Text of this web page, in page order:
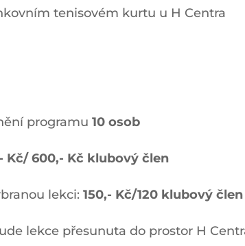
tenisovém kurtu u H Centra
programu10 osob
Kč/ 600,- Kč klubový člen
lekci:150,- Kč/120 klubový člen
lekce přesunuta do prostor H